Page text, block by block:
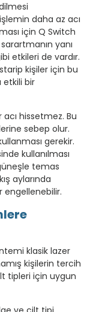
daha az acı
için Q Switch
yanı
etkileri de vardır.
kişiler için bu
etkili bir
hissetmez. Bu
sebep olur.
gerekir.
kullanılması
temas
aylarında
engellenebilir.
klasik lazer
kişilerin tercih
tipleri için uygun